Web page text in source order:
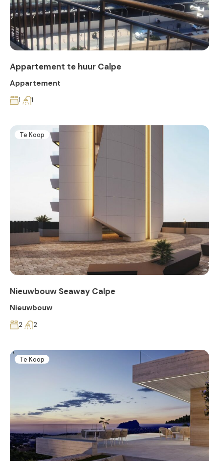
Appartement te huur Calpe
Appartement
1 1
Te Koop
Nieuwbouw Seaway Calpe
Nieuwbouw
2 2
Te Koop